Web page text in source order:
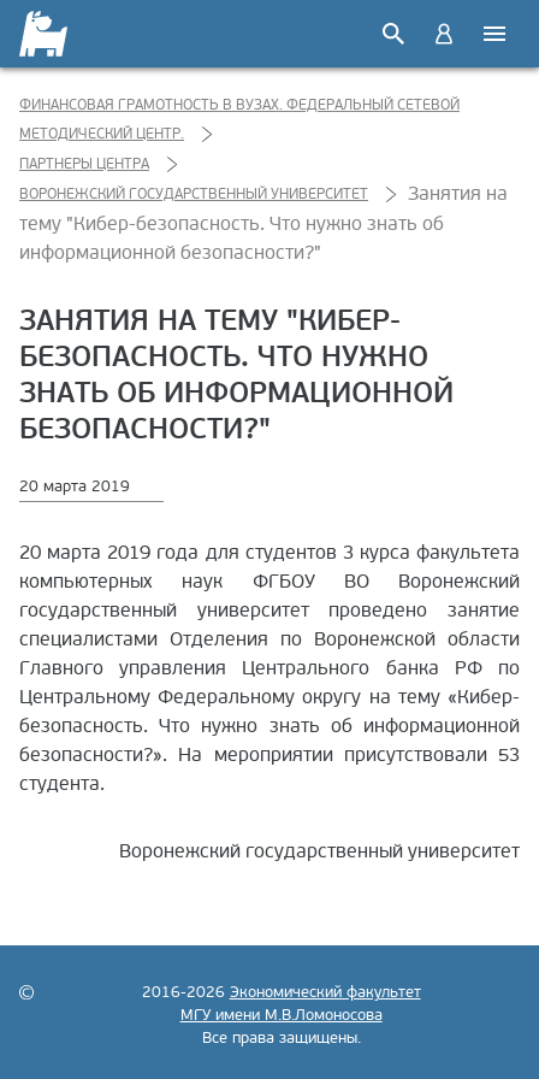
ФИНАНСОВАЯ ГРАМОТНОСТЬ В ВУЗАХ. ФЕДЕРАЛЬНЫЙ СЕТЕВОЙ
МЕТОДИЧЕСКИЙ ЦЕНТР.
ПАРТНЕРЫ ЦЕНТРА
ВОРОНЕЖСКИЙ ГОСУДАРСТВЕННЫЙ УНИВЕРСИТЕТ
Занятия на
тему "Кибер-безопасность. Что нужно знать об
информационной безопасности?"
ЗАНЯТИЯ НА ТЕМУ "КИБЕР-
БЕЗОПАСНОСТЬ. ЧТО НУЖНО
ЗНАТЬ ОБ ИНФОРМАЦИОННОЙ
БЕЗОПАСНОСТИ?"
20 марта 2019
20 марта 2019 года для студентов 3 курса факультета
компьютерных наук ФГБОУ ВО Воронежский
государственный университет проведено занятие
специалистами Отделения по Воронежской области
Главного управления Центрального банка РФ по
Центральному Федеральному округу на тему «Кибер-
безопасность. Что нужно знать об информационной
безопасности?». На мероприятии присутствовали 53
студента.
Воронежский государственный университет
2016-2026 Экономический факультет
МГУ имени М.В.Ломоносова
Все права защищены.